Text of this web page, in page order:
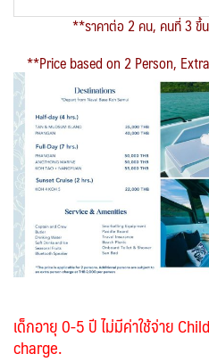
**ราคาต่อ 2 คน, คนที่ 3 ขึ้
**Price based on 2 Person,
เด็กอายุ 0-5 ปี ไม่มีค่าใช้จ่าย
charge.